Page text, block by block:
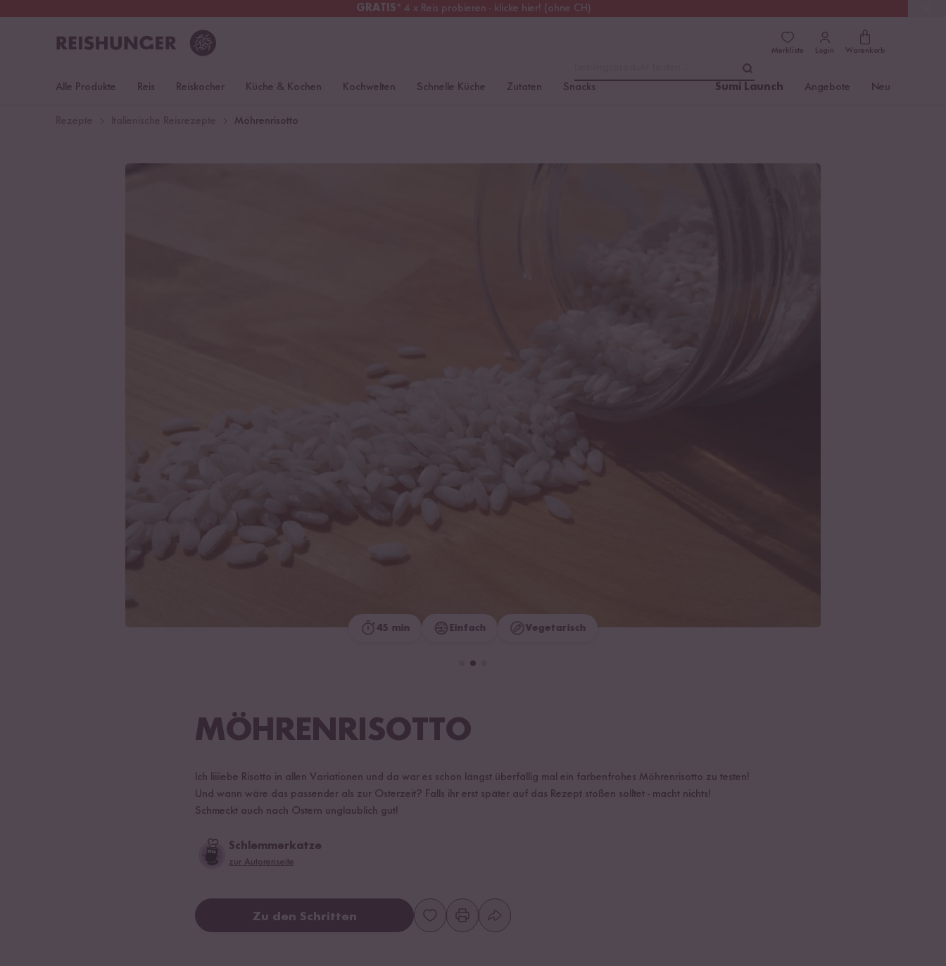
GRATIS* 4 x Reis probieren - klicke hier! (ohne CH)
Kostenloser Versand
Merkliste Login Warenkorb
Alle Produkte Reis Reiskocher Küche & Kochen Kochwelten Schnelle Küche Zutaten Snacks Sumi Launch Angebote Neu
Möhrenrisotto
45 min Einfach Vegetarisch
MÖHRENRISOTTO
Ich liiiiebe Risotto in allen Variationen und da war es schon längst überfällig mal ein farbenfrohes Möhrenrisotto zu testen!
Und wann wäre das passender als zur Osterzeit? Falls ihr erst später auf das Rezept stoßen solltet - macht nichts!
Schmeckt auch nach Ostern unglaublich gut!
Schlemmerkatze
zur Autorenseite
Zu den Schritten